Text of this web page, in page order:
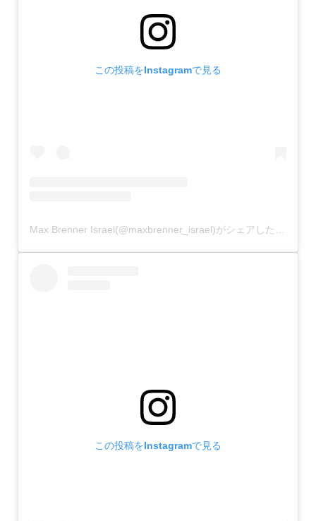
この投稿をInstagramで見る
この投稿をInstagramで見る